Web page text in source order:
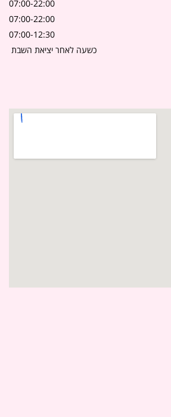
07:00-22:00
07:00-22:00
07:00-12:30
כשעה לאחר יציאת השבת